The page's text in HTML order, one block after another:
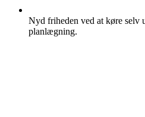
Nyd friheden ved at køre selv
planlægning.